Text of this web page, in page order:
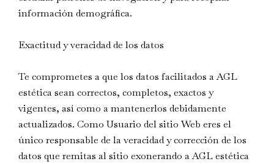
información demográfica.
Exactitud y veracidad de los datos
Te comprometes a que los datos facilitados a AGL
estética sean correctos, completos, exactos y
vigentes, así como a mantenerlos debidamente
actualizados. Como Usuario del sitio Web eres el
único responsable de la veracidad y corrección de los
datos que remitas al sitio exonerando a AGL estética